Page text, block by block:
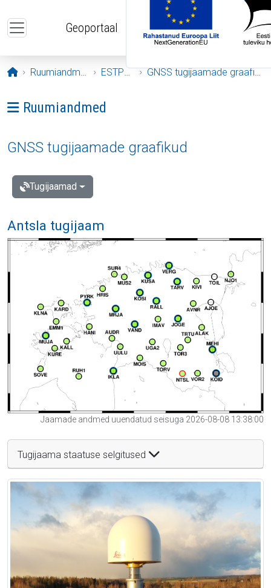
Geoportaal
Avaleht
Ruumiandmed ESTPOS GNSS tugijaamade graafikud
Ava menüü: Ruumiandmed
Ruumiandmed
GNSS tugijaamade graafikud
Tugijaamad
Antsla tugijaam
Jaamade andmed uuendatud seisuga 2026-08-08 13:38:00
Tugijaama staatuse selgitused